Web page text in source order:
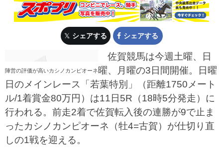
シェアする シェアする
陣営の評価が高いカシノカンピオーネ
佐賀競馬は今週土曜、日
曜、月曜の3日間開催。日曜
日のメインレース「若葉特別」（距離1750メート
ル/1着賞金80万円）は11日5R（18時5分発走）に
行われる。前走2着で佐賀転入後の連勝が9で止ま
ったカシノカンピオーネ（牡4=古賀）が仕切り直
しの1戦を迎える。